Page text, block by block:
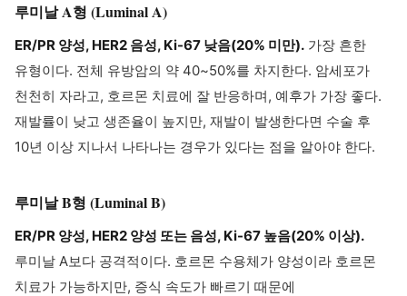
루미날 A형 (Luminal A)
ER/PR 양성, HER2 음성, Ki-67 낮음(20% 미만). 가장 흔한
유형이다. 전체 유방암의 약 40~50%를 차지한다. 암세포가
천천히 자라고, 호르몬 치료에 잘 반응하며, 예후가 가장 좋다.
재발률이 낮고 생존율이 높지만, 재발이 발생한다면 수술 후
10년 이상 지나서 나타나는 경우가 있다는 점을 알아야 한다.
루미날 B형 (Luminal B)
ER/PR 양성, HER2 양성 또는 음성, Ki-67 높음(20% 이상).
루미날 A보다 공격적이다. 호르몬 수용체가 양성이라 호르몬
치료가 가능하지만, 증식 속도가 빠르기 때문에